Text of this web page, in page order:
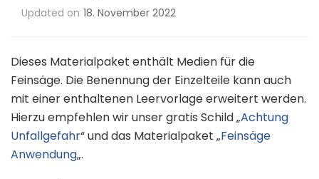
Updated on 18. November 2022
Dieses Materialpaket enthält Medien für die
Feinsäge. Die Benennung der Einzelteile kann auch
mit einer enthaltenen Leervorlage erweitert werden.
Hierzu empfehlen wir unser gratis Schild „Achtung
Unfallgefahr“ und das Materialpaket „Feinsäge
Anwendung„.